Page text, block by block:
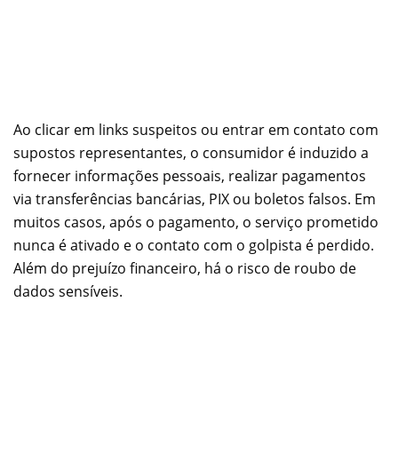
Ao clicar em links suspeitos ou entrar em contato com
supostos representantes, o consumidor é induzido a
fornecer informações pessoais, realizar pagamentos
via transferências bancárias, PIX ou boletos falsos. Em
muitos casos, após o pagamento, o serviço prometido
nunca é ativado e o contato com o golpista é perdido.
Além do prejuízo financeiro, há o risco de roubo de
dados sensíveis.